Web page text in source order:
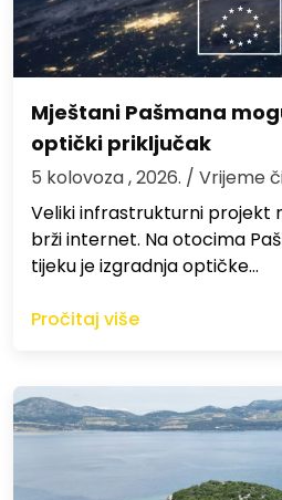
Mještani Pašmana
optički priključak
5 kolovoza , 2026. / Vrijeme
Veliki infrastrukturni projekt
brži internet. Na otocima
tijeku je izgradnja optičke…
Pročitaj više